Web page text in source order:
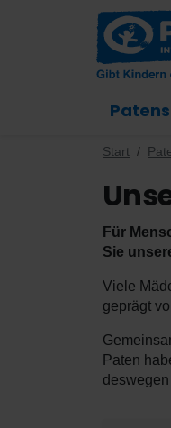
Start
Für
Sie
Viele
geprägt
Paten